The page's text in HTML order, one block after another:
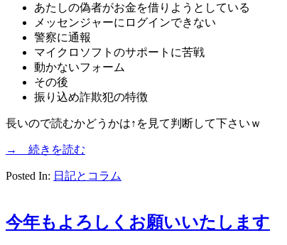
あたしの偽者がお金を借りようとしている
メッセンジャーにログインできない
警察に通報
マイクロソフトのサポートに苦戦
動かないフォーム
その後
振り込め詐欺犯の特徴
長いので読むかどうかは↑を見て判断して下さいｗ
→ 続きを読む
Posted In: 日記とコラム
今年もよろしくお願いいたします